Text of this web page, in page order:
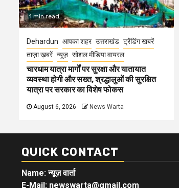
1 min read
Dehardun आपका शहर उत्तराखंड ट्रेंडिंग खबरें
ताज़ा ख़बरें न्यूज़ सोशल मीडिया वायरल
चारधाम यात्रा मार्गों पर सुरक्षा और यातायात
व्यवस्था होगी और सख्त, श्रद्धालुओं की सुरक्षित
यात्रा पर सरकार का विशेष फोकस
August 6, 2026 News Warta
QUICK CONTACT
Name: न्यूज़ वार्ता
E-Mail: newswarta@gmail.com